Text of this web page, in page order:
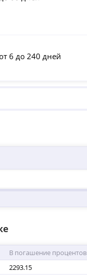
6 до 240 дней
В погашение процентов
2293.15